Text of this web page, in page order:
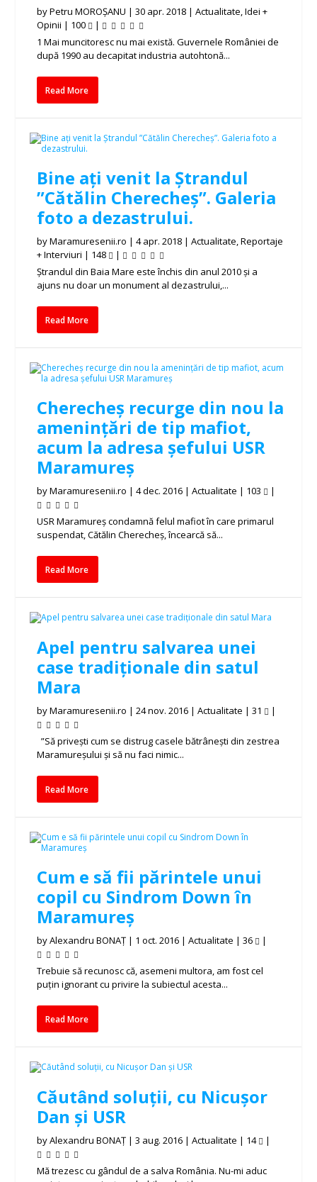
byPetru MOROȘANU |30 apr. 2018 |Actualitate,Idei +
Opinii | 100
|
1 Mai muncitoresc nu mai există. Guvernele României de
după 1990 au decapitat industria autohtonă...
Read More
Bine ați venit la Ștrandul
”Cătălin Cherecheș”. Galeria
foto a dezastrului.
byMaramuresenii.ro |4 apr. 2018 |Actualitate,Reportaje
+ Interviuri | 148
|
Ștrandul din Baia Mare este închis din anul 2010 și a
ajuns nu doar un monument al dezastrului,...
Read More
Cherecheș recurge din nou la
amenințări de tip mafiot,
acum la adresa șefului USR
Maramureș
byMaramuresenii.ro |4 dec. 2016 |Actualitate | 103 |
USR Maramureş condamnă felul mafiot în care primarul
suspendat, Cătălin Cherecheş, încearcă să...
Read More
Apel pentru salvarea unei
case tradiționale din satul
Mara
byMaramuresenii.ro |24 nov. 2016 |Actualitate |31 |
”Să privești cum se distrug casele bătrânești din zestrea
Maramureșului și să nu faci nimic...
Read More
Cum e să fii părintele unui
copil cu Sindrom Down în
Maramureș
byAlexandru BONAȚ | 1 oct. 2016 |Actualitate |36 |
Trebuie să recunosc că, asemeni multora, am fost cel
puțin ignorant cu privire la subiectul acesta...
Read More
Căutând soluții, cu Nicușor
Dan și USR
byAlexandru BONAȚ |3 aug. 2016 |Actualitate | 14 |
Mă trezesc cu gândul de a salva România. Nu-mi aduc